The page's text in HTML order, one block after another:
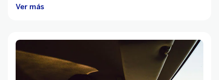
Ver más